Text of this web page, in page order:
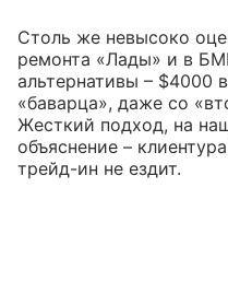
Столь же невысоко
ремонта «Лады» и в
альтернативы – $4000
«баварца», даже со
Жесткий подход, на
объяснение –
трейд-ин не ездит.